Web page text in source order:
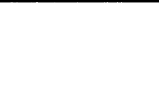
Düzenle”ye tek veya buraya çift tıklayın.